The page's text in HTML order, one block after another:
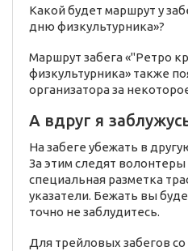
Какой будет маршрут у
дню физкультурника»?
Маршрут забега «"Ретро
физкультурника» также
организатора за
А вдруг я
На забеге убежать в
За этим следят волонтеры
специальная разметка
указатели. Бежать вы
точно не заблудитесь.
Для трейловых забегов